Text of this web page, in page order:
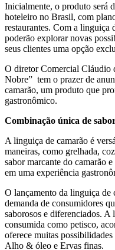
Inicialmente, o produto será
hoteleiro no Brasil, com
restaurantes. Com a linguiça
poderão explorar novas
seus clientes uma opção
O diretor Comercial Cláudio
Nobre” tem o prazer de
camarão, um produto que
gastronômico.
Combinação única de
A linguiça de camarão é
maneiras, como grelhada,
sabor marcante do camarão
em uma experiência
O lançamento da linguiça de
demanda de consumidores
saborosos e diferenciados. A
consumida como petisco,
oferece muitas
Alho & óleo e Ervas finas.